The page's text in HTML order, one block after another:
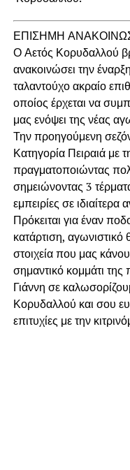
ΕΠΙΣΗΜΗ
Ο Αετός Κορυδαλλού
ανακοινώσει την
ταλαντούχο ακραίο
οποίος έρχεται να
μας ενόψει της νέας
Την προηγούμενη
Κατηγορία Πειραιά με
πραγματοποιώντας
σημειώνοντας 3
εμπειρίες σε ιδιαίτερα
Πρόκειται για έναν
κατάρτιση, αγωνιστικό
στοιχεία που μας
σημαντικό κομμάτι
Γιάννη σε
Κορυδαλλού και σου
επιτυχίες με την